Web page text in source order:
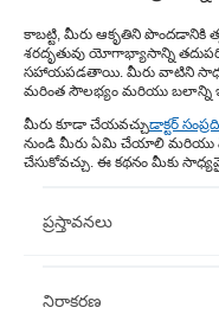
కాబట్టి, మీరు ఆకృతిని పొందడానికి
శరదృతువు యోగాభ్యాసాన్ని
సహాయపడతాయి. మీరు వాటిని సాధన
మరింత సౌలభ్యం మరియు బలాన్ని
మీరు కూడా చేయవచ్చుడాక్టర్
నుండి మీరు ఏమి చేయాలి మరియు
చేసుకోవచ్చు. ఈ కథనం మీకు
ప్రస్తావనలు
https://
నిరాకరణ